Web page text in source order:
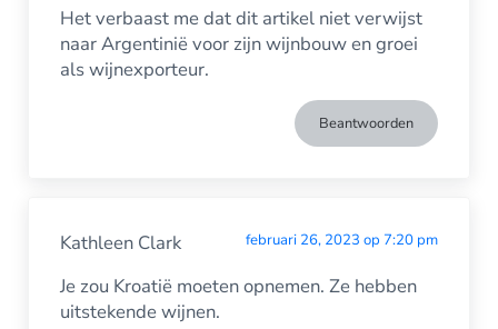
Het verbaast me dat dit artikel niet verwijst
naar Argentinië voor zijn wijnbouw en groei
als wijnexporteur.
Beantwoorden
Kathleen Clark februari 26, 2023 op 7:20 pm
Je zou Kroatië moeten opnemen. Ze hebben
uitstekende wijnen.